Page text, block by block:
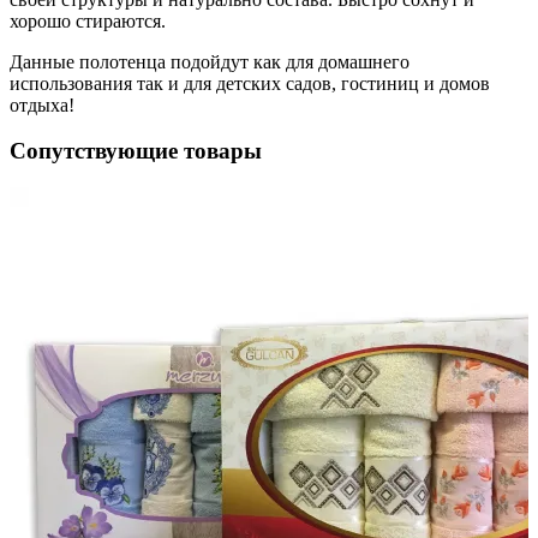
хорошо стираются.
Данные полотенца подойдут как для домашнего
использования так и для детских садов, гостиниц и домов
отдыха!
Сопутствующие товары